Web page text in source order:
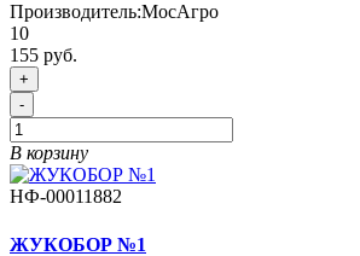
Производитель:МосАгро
10
155 руб.
+
-
В корзину
НФ-00011882
ЖУКОБОР №1